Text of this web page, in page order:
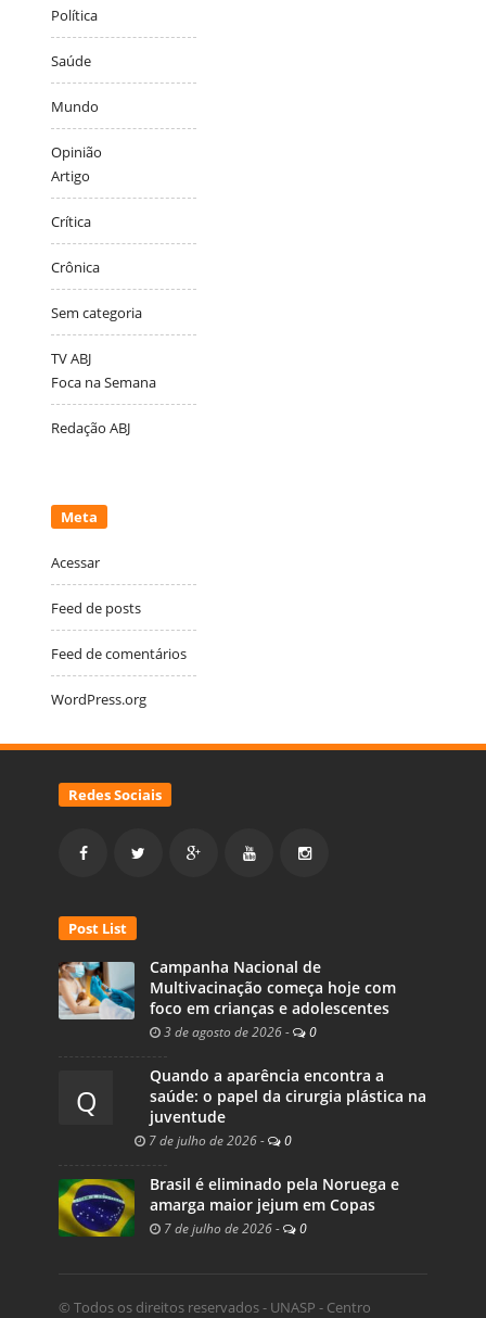
Política
Saúde
Mundo
Opinião
Artigo
Crítica
Crônica
Sem categoria
TV ABJ
Foca na Semana
Redação ABJ
Meta
Acessar
Feed de posts
Feed de comentários
WordPress.org
Redes Sociais
Post List
Campanha Nacional de
Multivacinação começa hoje com
foco em crianças e adolescentes
3 de agosto de 2026 - 0
Q
Quando a aparência encontra a
saúde: o papel da cirurgia plástica na
juventude
7 de julho de 2026 - 0
Brasil é eliminado pela Noruega e
amarga maior jejum em Copas
7 de julho de 2026 - 0
© Todos os direitos reservados - UNASP - Centro